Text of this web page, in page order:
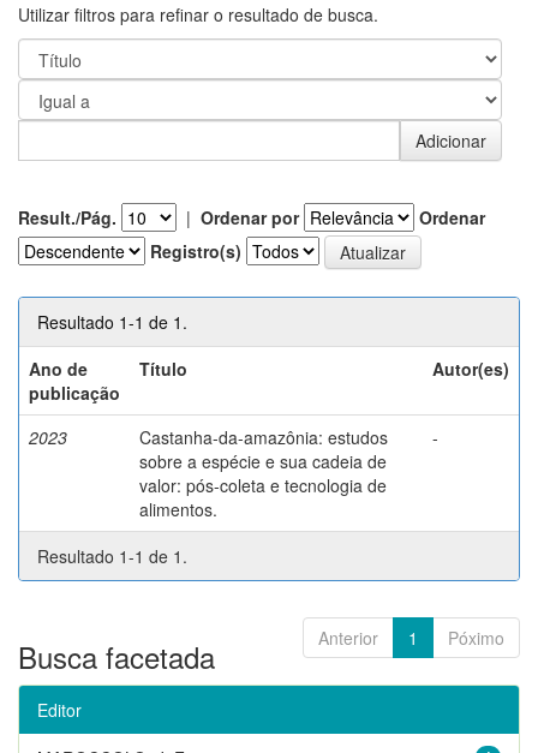
Utilizar filtros para refinar o resultado de busca.
Result./Pág. | Ordenar por
Ordenar
Registro(s)
Resultado 1-1 de 1.
Ano de
publicação
Título Autor(es)
2023
Castanha-da-amazônia: estudos
sobre a espécie e sua cadeia de
valor: pós-coleta e tecnologia de
alimentos.
-
Resultado 1-1 de 1.
Anterior 1 Póximo
Busca facetada
Editor